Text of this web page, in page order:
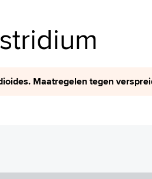
Maatregelen tegen